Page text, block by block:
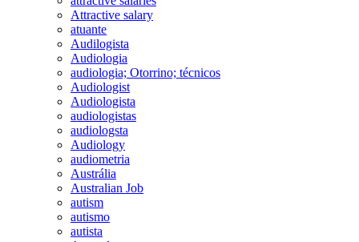
Attractive salary
atuante
Audilogista
Audiologia
audiologia; Otorrino; técnicos
Audiologist
Audiologista
audiologistas
audiologsta
Audiology
audiometria
Austrália
Australian Job
autism
autismo
autista